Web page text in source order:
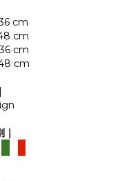
cm
cm
cm
cm
｜